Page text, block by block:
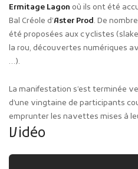
Ermitage Lagon où ils ont été
Bal Créole d’Aster Prod. De
été proposées aux cyclistes
la rou, découvertes numériques
…).
La manifestation s’est terminée
d’une vingtaine de participants
emprunter les navettes mises à
Vidéo